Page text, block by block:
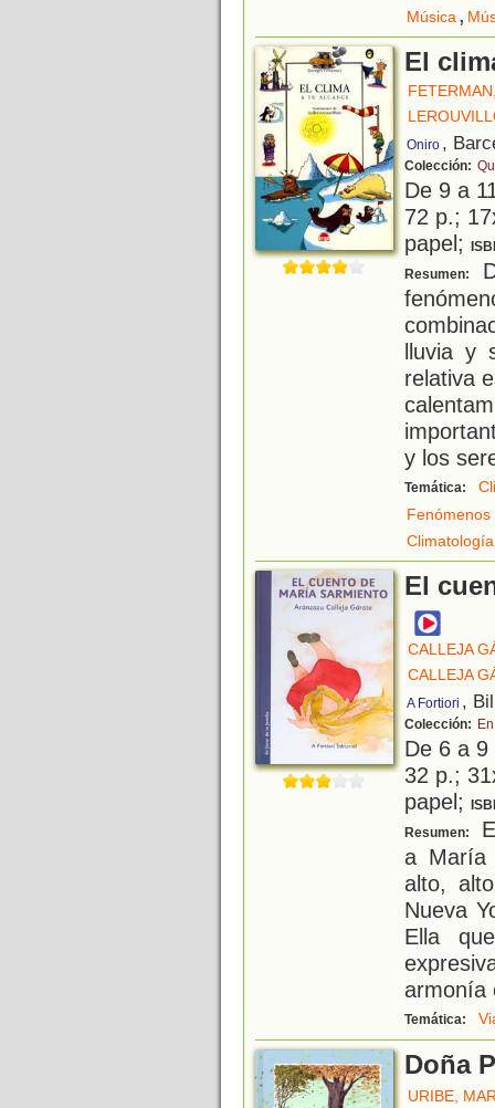
Música,
El
Oniro ,
Colección:
De 9 a
72 p.;
papel;
Resumen:
lluvia y
relativa
y los
Temática:
Climatología
El
CALLEJA
CALLEJA
A Fortiori ,
Colección:
De 6 a
32 p.;
papel;
Resumen:
a María
alto,
Nueva
Ella
armonía
Temática:
Doña
URIBE,